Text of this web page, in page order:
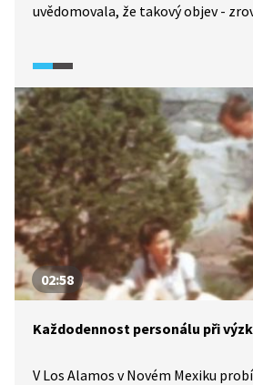
uvědomovala, že takový objev -
Szilárda. V pasáži ze
atomového věku (2025) se více
reakce vyvolal jejich dopis
Rooseveltovi, i o tom, jaké
Einstein zastával po válce.
02:58
Každodennost personálu při
V Los Alamos v Novém Mexiku